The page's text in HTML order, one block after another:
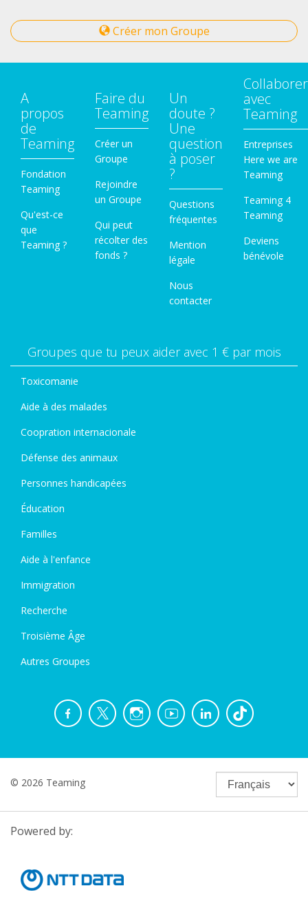
Créer mon Groupe
A
propos
de
Teaming
Fondation
Teaming
Qu'est-ce
que
Teaming ?
Faire du
Teaming
Créer un
Groupe
Rejoindre
un Groupe
Qui peut
récolter des
fonds ?
Un
doute ?
Une
question
à poser
?
Questions
fréquentes
Mention
légale
Nous
contacter
Collaborer
avec
Teaming
Entreprises
Here we are
Teaming
Teaming 4
Teaming
Deviens
bénévole
Groupes que tu peux aider avec 1 € par mois
Toxicomanie
Aide à des malades
Coopration internacionale
Défense des animaux
Personnes handicapées
Éducation
Familles
Aide à l'enfance
Immigration
Recherche
Troisième Âge
Autres Groupes
© 2026 Teaming
Powered by: